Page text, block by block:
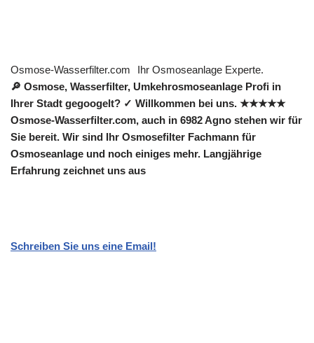
Osmose-Wasserfilter.com
Ihr Osmoseanlage Experte.
🔎 Osmose, Wasserfilter, Umkehrosmoseanlage Profi in
Ihrer Stadt gegoogelt? ✓ Willkommen bei uns. ★★★★★
Osmose-Wasserfilter.com, auch in 6982 Agno stehen wir für
Sie bereit. Wir sind Ihr Osmosefilter Fachmann für
Osmoseanlage und noch einiges mehr. Langjährige
Erfahrung zeichnet uns aus
Schreiben Sie uns eine Email!